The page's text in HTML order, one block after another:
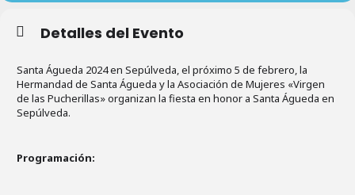
Detalles del Evento
Santa Águeda 2024 en Sepúlveda, el próximo 5 de febrero, la
Hermandad de Santa Águeda y la Asociación de Mujeres «Virgen
de las Pucherillas» organizan la fiesta en honor a Santa Águeda en
Sepúlveda.
Programación: